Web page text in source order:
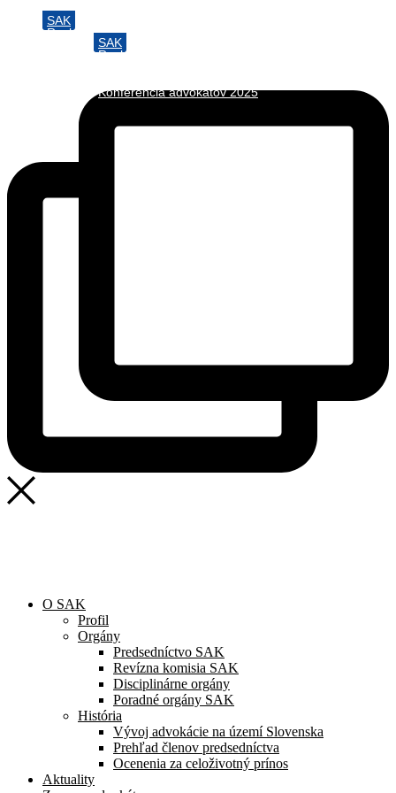
PreskočiťSAK
Rozhodcovský súd SAK
SAK
Rozhodcovský súd SAK
Konferencia advokátov 2025
O SAK
Profil
Orgány
Predsedníctvo SAK
Revízna komisia SAK
Disciplinárne orgány
Poradné orgány SAK
História
Vývoj advokácie na území Slovenska
Prehľad členov predsedníctva
Ocenenia za celoživotný prínos
Aktuality